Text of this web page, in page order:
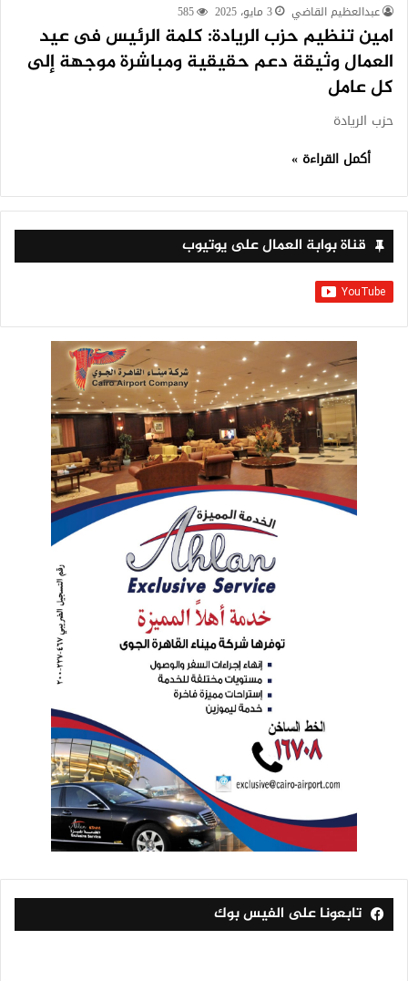
عبدالعظيم القاضي 3 مايو، 2025 585
امين تنظيم حزب الريادة: كلمة الرئيس فى عيد
العمال وثيقة دعم حقيقية ومباشرة موجهة إلى
كل عامل
حزب الريادة
أكمل القراءة »
قناة بوابة العمال على يوتيوب
تابعونا على الفيس بوك